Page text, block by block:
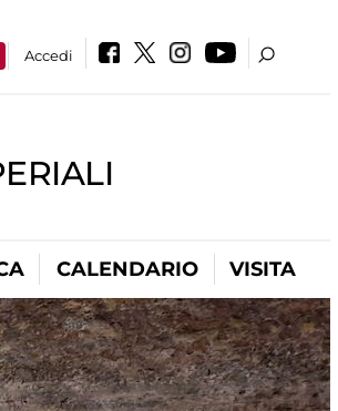
Accedi
CALENDARIO VISITA